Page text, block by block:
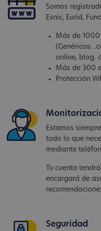
Somos
Esnic, Eurid,
Más de 1000
(Genéricos:
online, blog.
Más de 300
Protección
Estamos
todo lo que
mediante
Tu cuenta
encargará de
Seguridad